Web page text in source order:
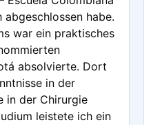
habe.
war ein praktisches
absolvierte. Dort
in der
in der Chirurgie
leistete ich ein